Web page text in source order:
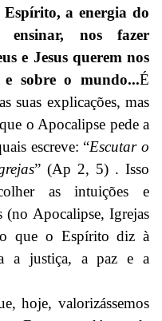
Espírito, a energia do
nos fazer
e Jesus querem nos
sobre o mundo...É
suas explicações, mas
o Apocalipse pede a
escreve: “Escutar o
” (Ap 2, 5) . Isso
as intuições e
(no Apocalipse, Igrejas
que o Espírito diz à
a justiça, a paz e a
hoje, valorizássemos